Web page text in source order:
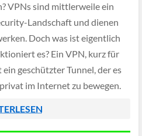
VPNs sind mittlerweile ein
Landschaft und dienen
Doch was ist eigentlich
es? Ein VPN, kurz für
geschützter Tunnel, der es
im Internet zu bewegen.